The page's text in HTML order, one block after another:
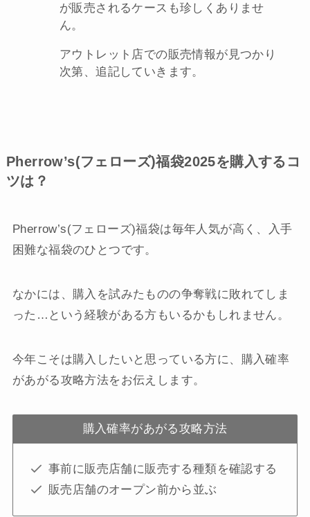
が販売されるケースも珍しくありませ
ん。
アウトレット店での販売情報が見つかり
次第、追記していきます。
Pherrow’s(フェローズ)福袋2025を購入するコ
ツは？
Pherrow’s(フェローズ)福袋は毎年人気が高く、入手
困難な福袋のひとつです。
なかには、購入を試みたものの争奪戦に敗れてしま
った…という経験がある方もいるかもしれません。
今年こそは購入したいと思っている方に、購入確率
があがる攻略方法をお伝えします。
購入確率があがる攻略方法
事前に販売店舗に販売する種類を確認する
販売店舗のオープン前から並ぶ